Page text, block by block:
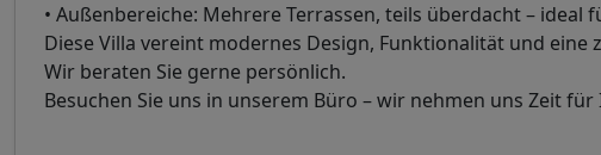
• Außenbereiche: Mehrere Terrassen, teils überdacht – ideal
Diese Villa vereint modernes Design, Funktionalität und
Wir beraten Sie gerne persönlich.
Besuchen Sie uns in unserem Büro – wir nehmen uns Zeit